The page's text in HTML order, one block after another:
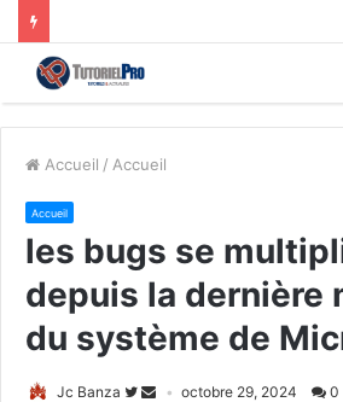
Accueil / Accueil
Accueil
les bugs se
depuis la dernière
du système de
Jc Banza octobre 29, 2024 0